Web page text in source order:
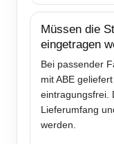
Müssen die
eingetragen
Bei passender
mit ABE
eintragungsfrei.
Lieferumfang
werden.